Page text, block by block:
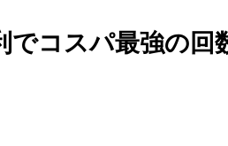
コスパ最強の回